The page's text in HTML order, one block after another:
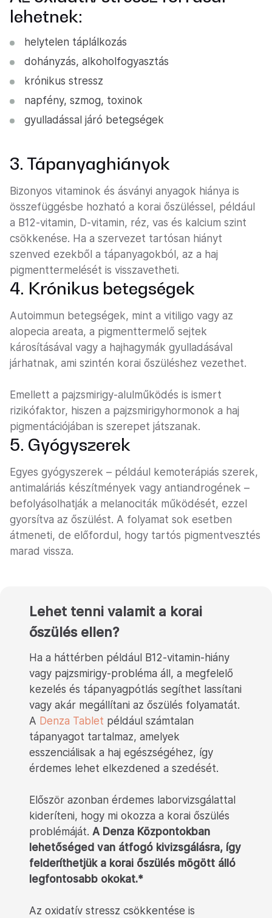
lehetnek:
helytelen táplálkozás
dohányzás, alkoholfogyasztás
krónikus stressz
napfény, szmog, toxinok
gyulladással járó betegségek
3. Tápanyaghiányok
Bizonyos vitaminok és ásványi anyagok hiánya is
összefüggésbe hozható a korai őszüléssel, például
a B12-vitamin, D-vitamin, réz, vas és kalcium szint
csökkenése. Ha a szervezet tartósan hiányt
szenved ezekből a tápanyagokból, az a haj
pigmenttermelését is visszavetheti.
4. Krónikus betegségek
Autoimmun betegségek, mint a vitiligo vagy az
alopecia areata, a pigmenttermelő sejtek
károsításával vagy a hajhagymák gyulladásával
járhatnak, ami szintén korai őszüléshez vezethet.
Emellett a pajzsmirigy-alulműködés is ismert
rizikófaktor, hiszen a pajzsmirigyhormonok a haj
pigmentációjában is szerepet játszanak.
5. Gyógyszerek
Egyes gyógyszerek – például kemoterápiás szerek,
antimaláriás készítmények vagy antiandrogének –
befolyásolhatják a melanociták működését, ezzel
gyorsítva az őszülést. A folyamat sok esetben
átmeneti, de előfordul, hogy tartós pigmentvesztés
marad vissza.
Lehet tenni valamit a korai
őszülés ellen?
Ha a háttérben például B12-vitamin-hiány
vagy pajzsmirigy-probléma áll, a megfelelő
kezelés és tápanyagpótlás segíthet lassítani
vagy akár megállítani az őszülés folyamatát.
A Denza Tablet például számtalan
tápanyagot tartalmaz, amelyek
esszenciálisak a haj egészségéhez, így
érdemes lehet elkezdened a szedését.
Először azonban érdemes laborvizsgálattal
kideríteni, hogy mi okozza a korai őszülés
problémáját. A Denza Központokban
lehetőséged van átfogó kivizsgálásra, így
felderíthetjük a korai őszülés mögött álló
legfontosabb okokat.*
Az oxidatív stressz csökkentése is